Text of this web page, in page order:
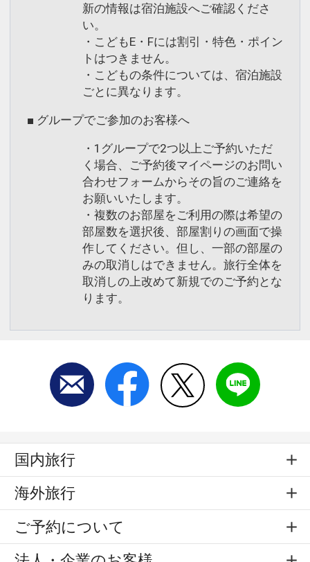
新の情報は宿泊施設へご確認くださ
い。
・こどもE・Fには割引・特色・ポイン
トはつきません。
・こどもの条件については、宿泊施設
ごとに異なります。
■ グループでご参加のお客様へ
・1グループで2つ以上ご予約いただ
く場合、ご予約後マイページのお問い
合わせフォームからその旨のご連絡を
お願いいたします。
・複数のお部屋をご利用の際は希望の
部屋数を選択後、部屋割りの画面で操
作してください。但し、一部の部屋の
みの取消しはできません。旅行全体を
取消しの上改めて新規でのご予約とな
ります。
国内旅行
海外旅行
ご予約について